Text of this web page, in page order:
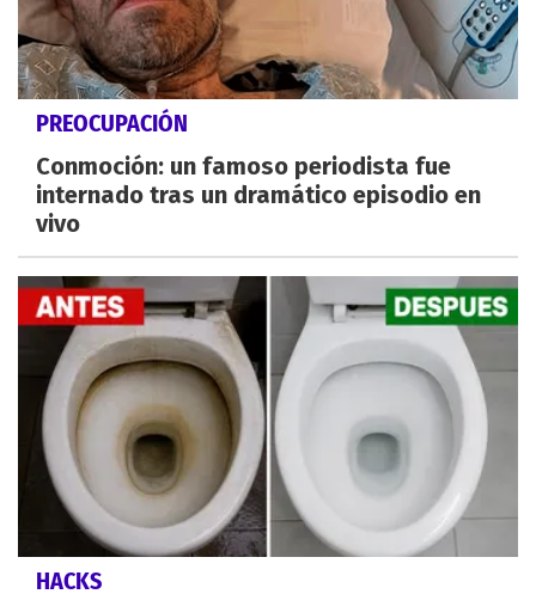
PREOCUPACIÓN
Conmoción: un famoso periodista fue
internado tras un dramático episodio en
vivo
HACKS